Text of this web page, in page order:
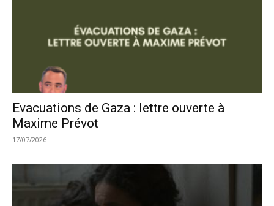
Evacuations de Gaza : lettre ouverte à
Maxime Prévot
17/07/2026